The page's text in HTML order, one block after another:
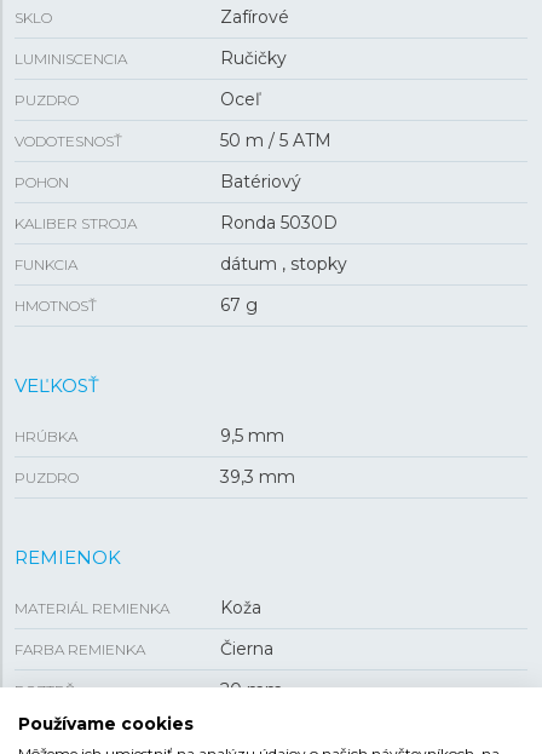
SKLO Zafírové
LUMINISCENCIA Ručičky
PUZDRO Oceľ
VODOTESNOSŤ 50 m / 5 ATM
POHON Batériový
KALIBER STROJA Ronda 5030D
FUNKCIA dátum , stopky
HMOTNOSŤ 67 g
VEĽKOSŤ
HRÚBKA 9,5 mm
PUZDRO 39,3 mm
REMIENOK
MATERIÁL REMIENKA Koža
FARBA REMIENKA Čierna
ROZTEČ 20 mm
SPONA
Používame cookies